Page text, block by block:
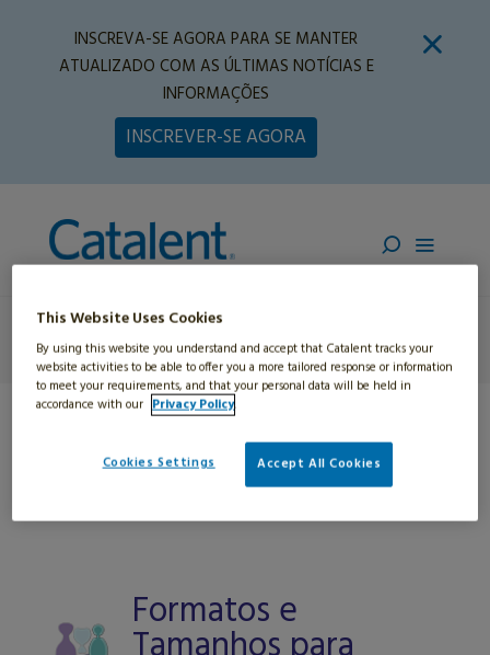
INSCREVA-SE AGORA PARA SE MANTER
ATUALIZADO COM AS ÚLTIMAS NOTÍCIAS E
INFORMAÇÕES
INSCREVER-SE AGORA
Contate-Nos
Formatos e Tamanhos para
Formatos e
This Website Uses Cookies
By using this website you understand and accept that Catalent tracks your
website activities to be able to offer you a more tailored response or information
to meet your requirements, and that your personal data will be held in
accordance with our Privacy Policy.
Cookies Settings Accept All Cookies